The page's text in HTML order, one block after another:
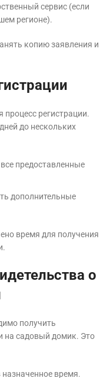
сервис (если
регионе).
копию заявления и
регистрации.
до нескольких
предоставленные
дополнительные
время для получения
о
получить
на садовый домик. Это
время.